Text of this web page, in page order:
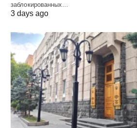
заблокированных…
3 days ago